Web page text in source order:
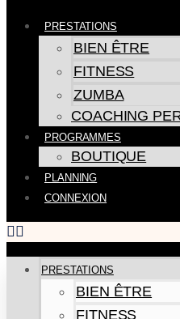
PRESTATIONS
BIEN ÊTRE
FITNESS
ZUMBA
COACHING
PROGRAMMES
BOUTIQUE
PLANNING
CONNEXION
PRESTATIONS
BIEN ÊTRE
FITNESS